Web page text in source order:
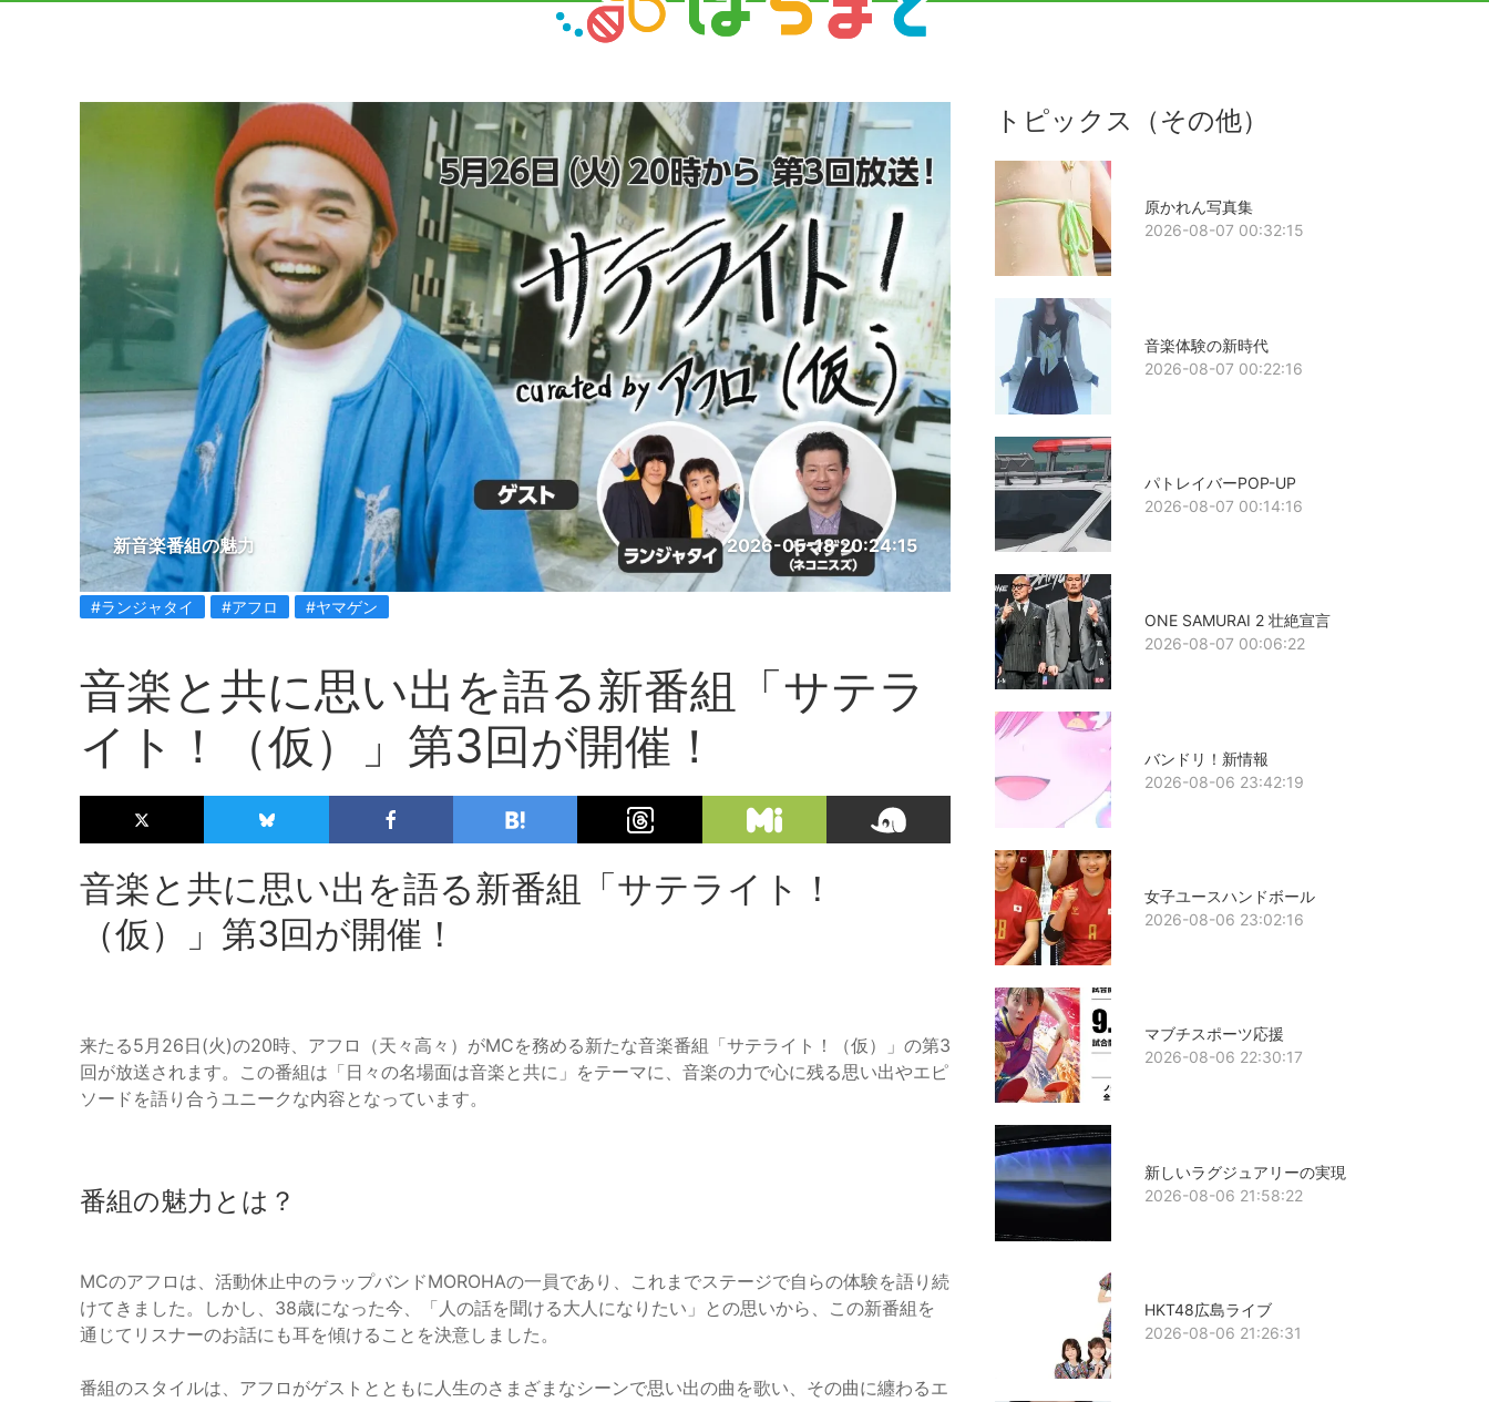
新音楽番組の魅力 2026-05-18 20:24:15
#ランジャタイ #アフロ #ヤマゲン
音楽と共に思い出を語る新番組「サテラ
イト！（仮）」第3回が開催！
音楽と共に思い出を語る新番組「サテライト！
（仮）」第3回が開催！
来たる5月26日(火)の20時、アフロ（天々高々）がMCを務める新たな音楽番組「サテライト！（仮）」の第3
回が放送されます。この番組は「日々の名場面は音楽と共に」をテーマに、音楽の力で心に残る思い出やエピ
ソードを語り合うユニークな内容となっています。
番組の魅力とは？
MCのアフロは、活動休止中のラップバンドMOROHAの一員であり、これまでステージで自らの体験を語り続
けてきました。しかし、38歳になった今、「人の話を聞ける大人になりたい」との思いから、この新番組を
通じてリスナーのお話にも耳を傾けることを決意しました。
番組のスタイルは、アフロがゲストとともに人生のさまざまなシーンで思い出の曲を歌い、その曲に纏わるエ
トピックス（その他）
原かれん写真集
2026-08-07 00:32:15
音楽体験の新時代
2026-08-07 00:22:16
パトレイバーPOP-UP
2026-08-07 00:14:16
ONE SAMURAI 2 壮絶宣言
2026-08-07 00:06:22
バンドリ！新情報
2026-08-06 23:42:19
女子ユースハンドボール
2026-08-06 23:02:16
マブチスポーツ応援
2026-08-06 22:30:17
新しいラグジュアリーの実現
2026-08-06 21:58:22
HKT48広島ライブ
2026-08-06 21:26:31